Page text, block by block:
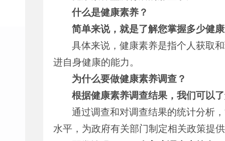
什么是健康素养？
简单来说，就是了解您掌握多少健
具体来说，健康素养是指个人获取
进自身健康的能力。
为什么要做健康素养调查？
根据健康素养调查结果，我们可以
通过调查和对调查结果的统计分析
水平，为政府有关部门制定相关政策提